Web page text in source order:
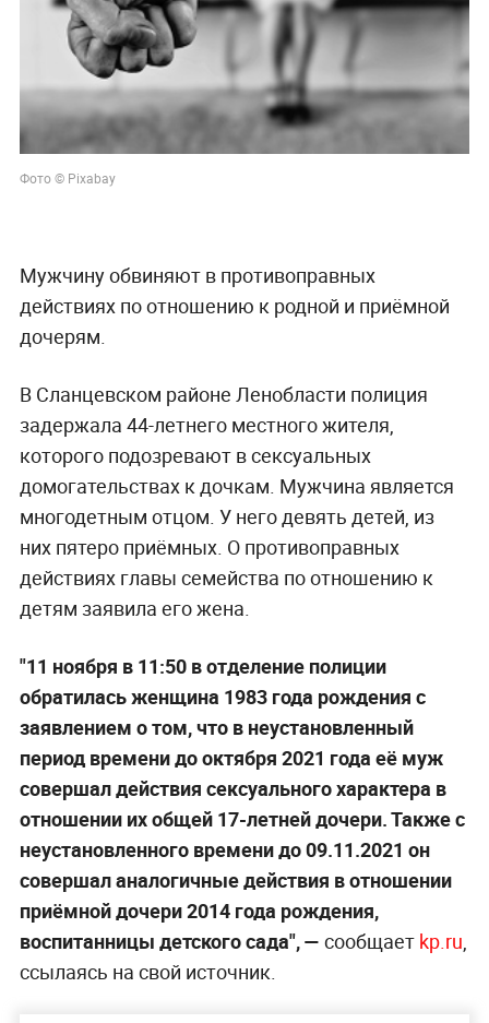
Фото © Pixabay
Мужчину обвиняют в противоправных
действиях по отношению к родной и приёмной
дочерям.
В Сланцевском районе Ленобласти полиция
задержала 44-летнего местного жителя,
которого подозревают в сексуальных
домогательствах к дочкам. Мужчина является
многодетным отцом. У него девять детей, из
них пятеро приёмных. О противоправных
действиях главы семейства по отношению к
детям заявила его жена.
"11 ноября в 11:50 в отделение полиции
обратилась женщина 1983 года рождения с
заявлением о том, что в неустановленный
период времени до октября 2021 года её муж
совершал действия сексуального характера в
отношении их общей 17-летней дочери. Также с
неустановленного времени до 09.11.2021 он
совершал аналогичные действия в отношении
приёмной дочери 2014 года рождения,
воспитанницы детского сада", — сообщает kp.ru,
ссылаясь на свой источник.